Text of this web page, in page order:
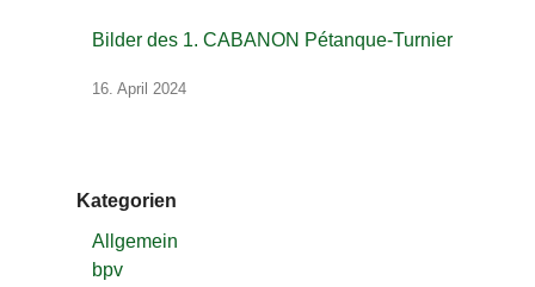
Bilder des 1. CABANON Pétanque-Turnier
16. April 2024
Kategorien
Allgemein
bpv